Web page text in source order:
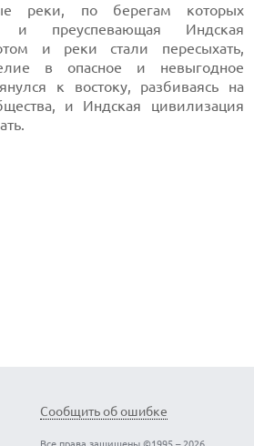
реки, по берегам которых
и преуспевающая Индская
и реки стали пересыхать,
в опасное и невыгодное
к востоку, разбиваясь на
и Индская цивилизация
Сообщить об ошибке